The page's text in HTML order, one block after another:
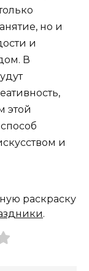
но и
и
В
этой
и
раскраску
.